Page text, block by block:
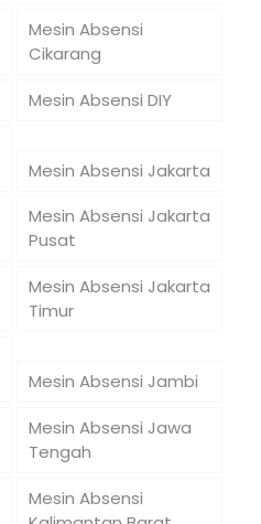
Mesin Absensi
Cikarang
Mesin Absensi DIY
Mesin Absensi Jakarta
Mesin Absensi Jakarta
Pusat
Mesin Absensi Jakarta
Timur
Mesin Absensi Jambi
Mesin Absensi Jawa
Tengah
Mesin Absensi